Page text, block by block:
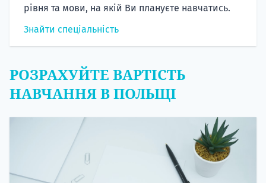
рівня та мови, на якій Ви плануєте навчатись.
Знайти спеціальність
РОЗРАХУЙТЕ ВАРТІСТЬ
НАВЧАННЯ В ПОЛЬЩІ